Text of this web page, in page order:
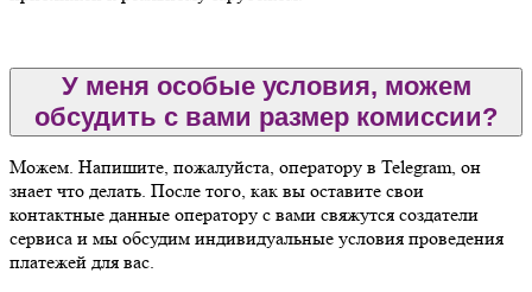
У меня особые условия, можем
обсудить с вами размер комиссии?
Можем. Напишите, пожалуйста, оператору в Telegram, он
знает что делать. После того, как вы оставите свои
контактные данные оператору с вами свяжутся создатели
сервиса и мы обсудим индивидуальные условия проведения
платежей для вас.